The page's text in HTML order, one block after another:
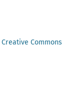
Creative Commons